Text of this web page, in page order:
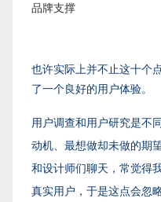
品牌支撑
也许实际上并不止这十个
了一个良好的用户体验。
用户调查和用户研究是不
动机、最想做却未做的期
和设计师们聊天，常觉得
真实用户，于是这点会忽